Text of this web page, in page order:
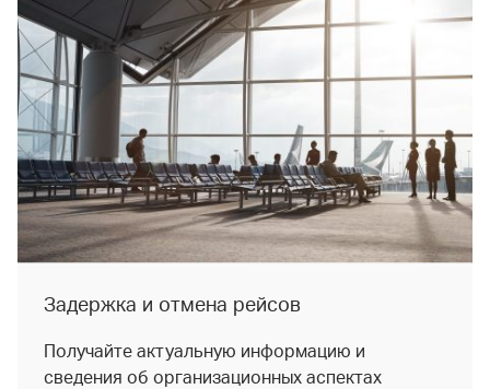
Задержка и отмена рейсов
Получайте актуальную информацию и
сведения об организационных аспектах